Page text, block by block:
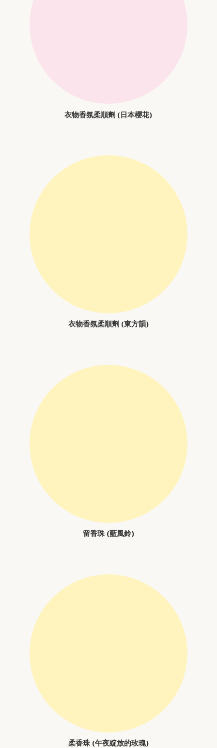
衣物香氛柔順劑 (日本櫻花)
衣物香氛柔順劑 (東方韻)
留香珠 (藍風鈴)
柔香珠 (午夜綻放的玫瑰)